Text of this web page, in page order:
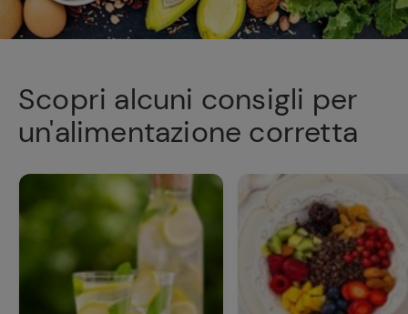
Scopri alcuni consigli per
un'alimentazione corretta